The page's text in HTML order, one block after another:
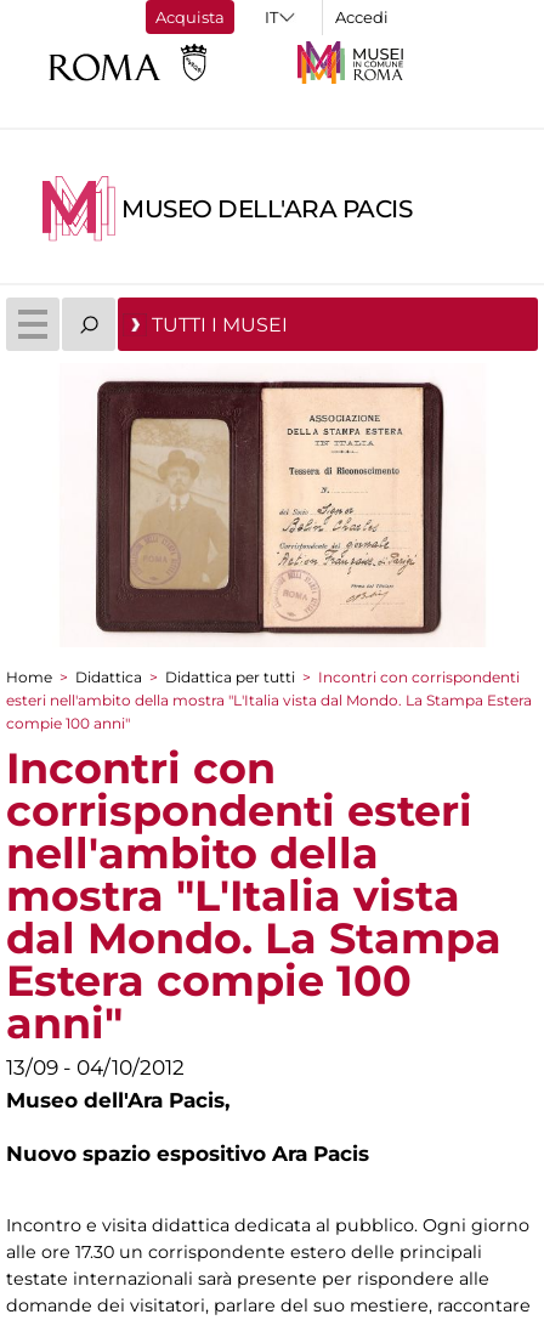
Acquista Accedi
MUSEO DELL'ARA PACIS
TUTTI I MUSEI
Tu sei qui
Home > Didattica > Didattica per tutti > Incontri con corrispondenti
esteri nell'ambito della mostra "L'Italia vista dal Mondo. La Stampa Estera
compie 100 anni"
Incontri con
corrispondenti esteri
nell'ambito della
mostra "L'Italia vista
dal Mondo. La Stampa
Estera compie 100
anni"
13/09 - 04/10/2012
Museo dell'Ara Pacis,
Nuovo spazio espositivo Ara Pacis
Incontro e visita didattica dedicata al pubblico. Ogni giorno
alle ore 17.30 un corrispondente estero delle principali
testate internazionali sarà presente per rispondere alle
domande dei visitatori, parlare del suo mestiere, raccontare